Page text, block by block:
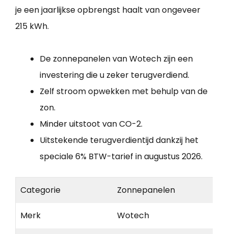
je een jaarlijkse opbrengst haalt van ongeveer
215 kWh.
De zonnepanelen van Wotech zijn een
investering die u zeker terugverdiend.
Zelf stroom opwekken met behulp van de
zon.
Minder uitstoot van CO-2.
Uitstekende terugverdientijd dankzij het
speciale 6% BTW-tarief in augustus 2026.
Categorie Zonnepanelen
Merk Wotech